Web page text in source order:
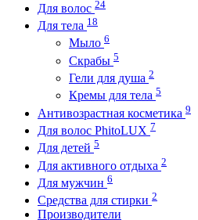
Для волос 24
Для тела 18
Мыло 6
Скрабы 5
Гели для душа 2
Кремы для тела 5
Антивозрастная косметика 9
Для волос PhitoLUX 7
Для детей 5
Для активного отдыха 2
Для мужчин 6
Средства для стирки 2
Производители